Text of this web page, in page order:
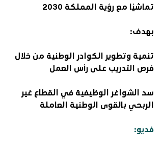
تماشيًا مع رؤية المملكة 2030
بهدف:
تنمية وتطوير الكوادر الوطنية من خلال
فرص التدريب على رأس العمل
سد الشواغر الوظيفية في القطاع غير
الربحي بالقوى الوطنية العاملة
فديو: